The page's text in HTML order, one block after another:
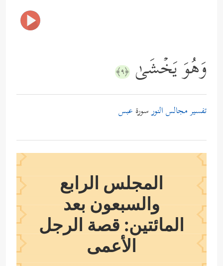
وَهُوَ یَخۡشَىٰ ﴿٩﴾
تفسير مجالس النورسورة عبس
المجلس الرابع
والسبعون بعد
المائتين: قصة الرجل
الأعمى